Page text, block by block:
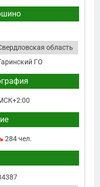
область
ГО
284 чел.